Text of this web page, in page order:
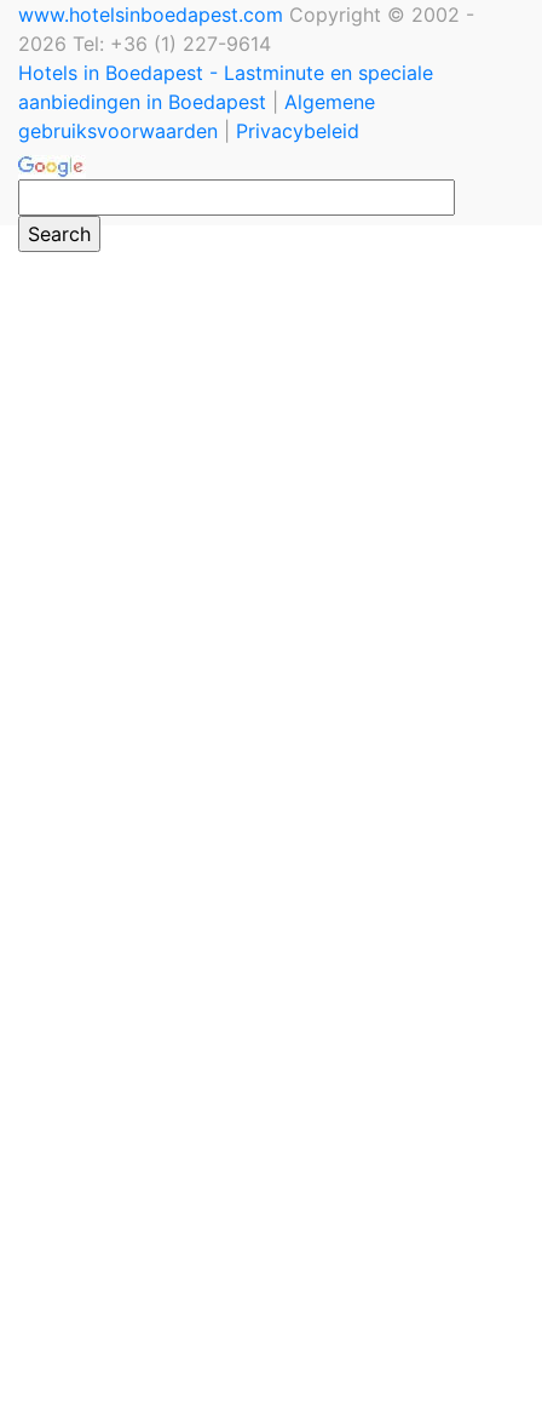
www.hotelsinboedapest.com Copyright © 2002 -
2026 Tel: +36 (1) 227-9614
Hotels in Boedapest - Lastminute en speciale
aanbiedingen in Boedapest
Algemene
gebruiksvoorwaarden
Privacybeleid